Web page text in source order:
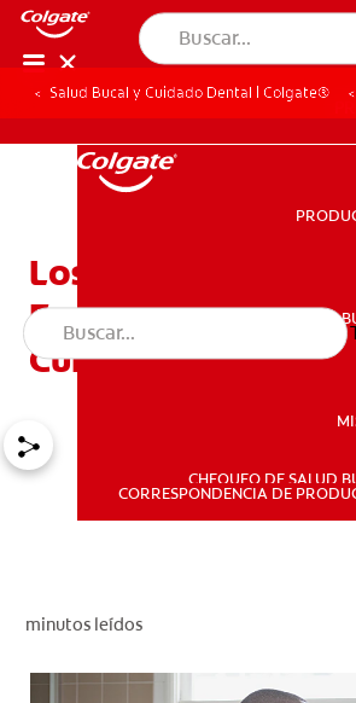
SALUD
CHEQUEO DE SALUD
CORRESPONDENCIA DE
Salud Bucal y Cuidado Dental | Colgate®
Los Odontoblastos:
Funciones,
Cuidados
minutos leídos